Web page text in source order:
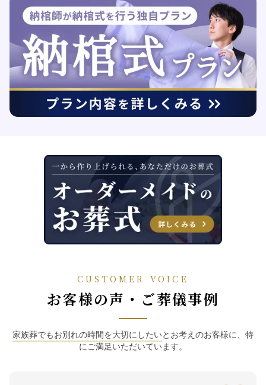
CUSTOMER VOICE
お客様の声・ご葬儀事例
家族葬でもお別れの時間を大切にしたいとお考えのお客様に、特
にご満足いただいています。